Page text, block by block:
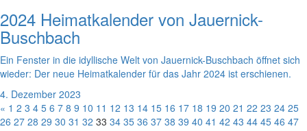
2024 Heimatkalender von Jauernick-
Buschbach
Ein Fenster in die idyllische Welt von Jauernick-Buschbach öffnet sich
wieder: Der neue Heimatkalender für das Jahr 2024 ist erschienen.
4. Dezember 2023
« 1 2 3 4 5 6 7 8 9 10 11 12 13 14 15 16 17 18 19 20 21 22 23 24 25
26 27 28 29 30 31 32 33 34 35 36 37 38 39 40 41 42 43 44 45 46 47